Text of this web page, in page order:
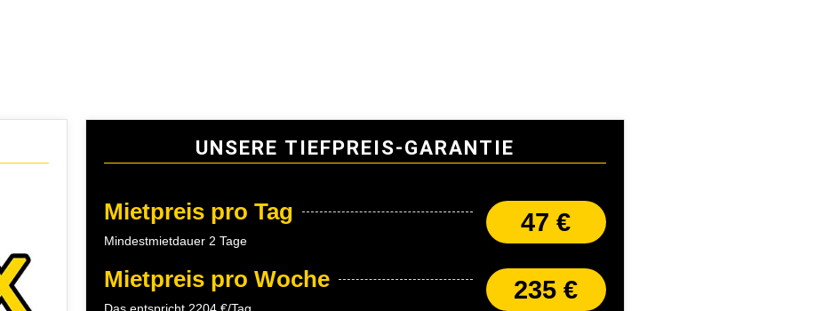
UNSERE TIEFPREIS-GARANTIE
Mietpreis pro Tag
Mindestmietdauer 2 Tage
47 €
Mietpreis pro Woche
Das entspricht 2204 €/Tag
235 €